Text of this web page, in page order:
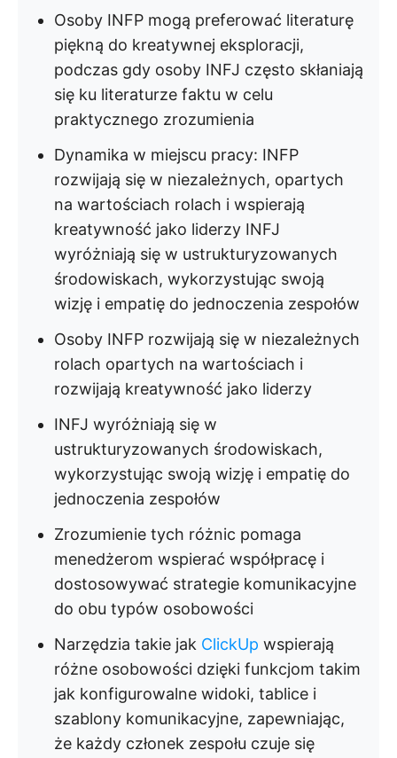
Osoby INFP mogą preferować literaturę
piękną do kreatywnej eksploracji,
podczas gdy osoby INFJ często skłaniają
się ku literaturze faktu w celu
praktycznego zrozumienia
Dynamika w miejscu pracy: INFP
rozwijają się w niezależnych, opartych
na wartościach rolach i wspierają
kreatywność jako liderzy INFJ
wyróżniają się w ustrukturyzowanych
środowiskach, wykorzystując swoją
wizję i empatię do jednoczenia zespołów
Osoby INFP rozwijają się w niezależnych
rolach opartych na wartościach i
rozwijają kreatywność jako liderzy
INFJ wyróżniają się w
ustrukturyzowanych środowiskach,
wykorzystując swoją wizję i empatię do
jednoczenia zespołów
Zrozumienie tych różnic pomaga
menedżerom wspierać współpracę i
dostosowywać strategie komunikacyjne
do obu typów osobowości
Narzędzia takie jak ClickUp wspierają
różne osobowości dzięki funkcjom takim
jak konfigurowalne widoki, tablice i
szablony komunikacyjne, zapewniając,
że każdy członek zespołu czuje się